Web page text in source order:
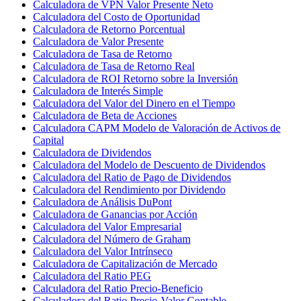
Calculadora de VPN Valor Presente Neto
Calculadora del Costo de Oportunidad
Calculadora de Retorno Porcentual
Calculadora de Valor Presente
Calculadora de Tasa de Retorno
Calculadora de Tasa de Retorno Real
Calculadora de ROI Retorno sobre la Inversión
Calculadora de Interés Simple
Calculadora del Valor del Dinero en el Tiempo
Calculadora de Beta de Acciones
Calculadora CAPM Modelo de Valoración de Activos de
Capital
Calculadora de Dividendos
Calculadora del Modelo de Descuento de Dividendos
Calculadora del Ratio de Pago de Dividendos
Calculadora del Rendimiento por Dividendo
Calculadora de Análisis DuPont
Calculadora de Ganancias por Acción
Calculadora del Valor Empresarial
Calculadora del Número de Graham
Calculadora del Valor Intrínseco
Calculadora de Capitalización de Mercado
Calculadora del Ratio PEG
Calculadora del Ratio Precio-Beneficio